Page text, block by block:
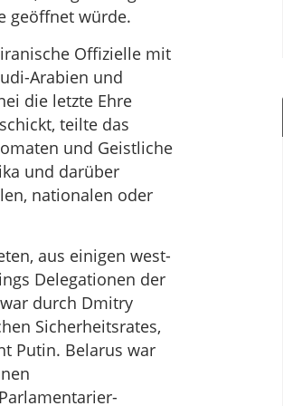
geöffnet würde.
Offizielle mit
Arabien und
die letzte Ehre
teilte das
und Geistliche
und darüber
nationalen oder
aus einigen west-
Delegationen der
durch Dmitry
Sicherheitsrates,
Putin. Belarus war